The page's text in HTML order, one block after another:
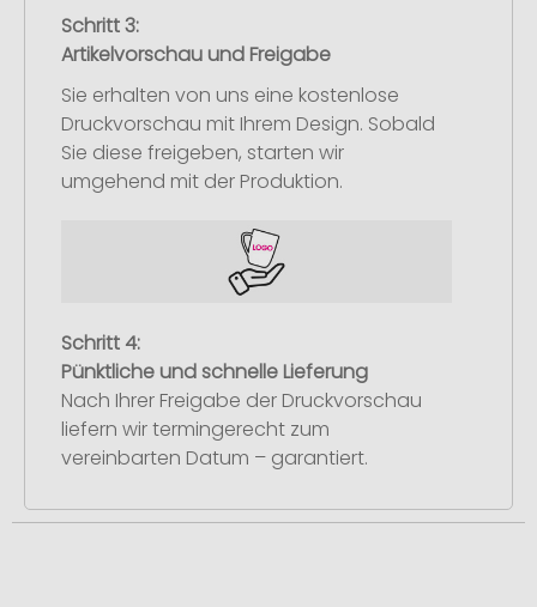
Schritt 3:
Artikelvorschau und Freigabe
Sie erhalten von uns eine kostenlose
Druckvorschau mit Ihrem Design. Sobald
Sie diese freigeben, starten wir
umgehend mit der Produktion.
Schritt 4:
Pünktliche und schnelle Lieferung
Nach Ihrer Freigabe der Druckvorschau
liefern wir termingerecht zum
vereinbarten Datum – garantiert.